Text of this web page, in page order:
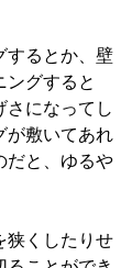
するとか、壁
ングすると
さになってし
が敷いてあれ
だと、ゆるや
狭くしたりせ